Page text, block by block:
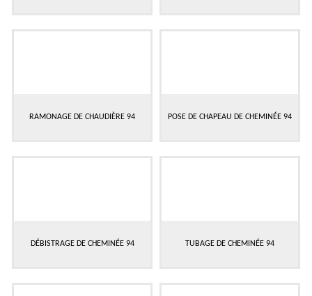
RAMONAGE DE CHAUDIÈRE 94 POSE DE CHAPEAU DE CHEMINÉE 94
DÉBISTRAGE DE CHEMINÉE 94 TUBAGE DE CHEMINÉE 94